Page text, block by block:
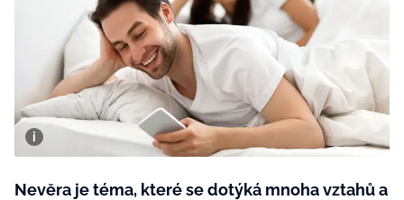
Testy a kvízy
Všechny kategorie
Tvoření
Rady a tipy
BurdaMedia
Extra
SVĚT ŽENY - 599 KČ
ROČNÍ PŘEDPLATNÉ SVĚT ŽENY +
SADA PRODUKTŮ MANA (10 ks)
Nevěra je téma, které se dotýká mnoha vztahů a